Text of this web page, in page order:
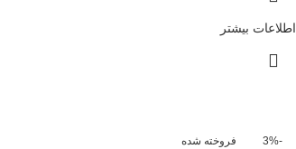
اطلاعات بیشتر
-3% فروخته شده